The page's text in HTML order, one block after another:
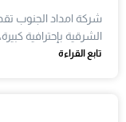
شركة امداد الجنوب
الشرقية بإحترافية
تابع القراءة